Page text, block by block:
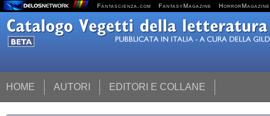
Fantascienza.com FantasyMagazine HorrorMagazine
HOME AUTORI EDITORI E COLLANE